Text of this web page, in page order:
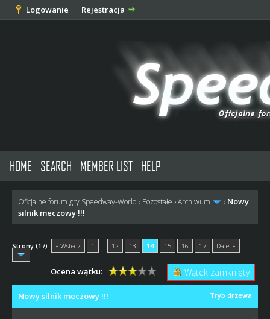
Logowanie Rejestracja
HOME SEARCH MEMBER LIST HELP
Oficjalne forum gry Speedway-World › Pozostałe ›Archiwum › Nowy
silnik meczowy !!!
Strony (17): « Wstecz 1 12 13 14 15 16 17 Dalej »
Wątek zamknięty
Ocena wątku:
Tryb drzewa
Nowy silnik meczowy !!!